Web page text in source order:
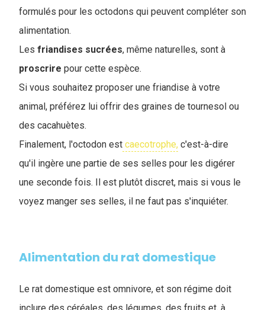
formulés pour les octodons qui peuvent compléter son
alimentation.
Les friandises sucrées, même naturelles, sont à
proscrire pour cette espèce.
Si vous souhaitez proposer une friandise à votre
animal, préférez lui offrir des graines de tournesol ou
des cacahuètes.
Finalement, l'octodon est caecotrophe, c'est-à-dire
qu'il ingère une partie de ses selles pour les digérer
une seconde fois. Il est plutôt discret, mais si vous le
voyez manger ses selles, il ne faut pas s'inquiéter.
Alimentation du rat domestique
Le rat domestique est omnivore, et son régime doit
inclure des céréales, des légumes, des fruits et, à